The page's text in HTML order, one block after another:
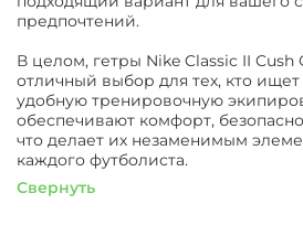
предпочтений.
В целом, гетры Nike Classic II Cush
отличный выбор для тех, кто
удобную тренировочную
обеспечивают комфорт,
что делает их незаменимым
каждого футболиста.
Свернуть